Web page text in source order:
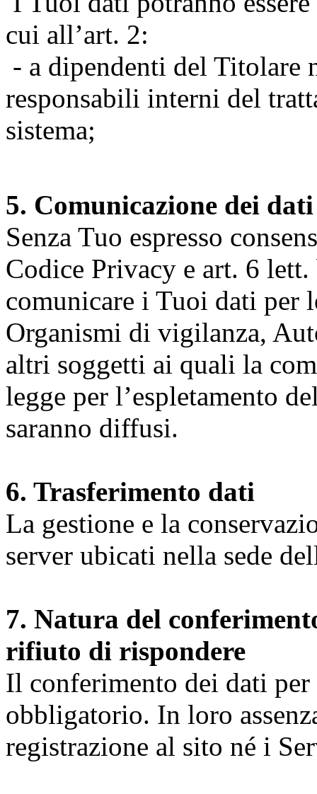
cui all’art. 2:
- a dipendenti del Titolare
responsabili interni del
sistema;
5. Comunicazione dei dati
Senza Tuo espresso
Codice Privacy e art. 6
comunicare i Tuoi dati per
Organismi di vigilanza,
altri soggetti ai quali la
legge per l’espletamento
saranno diffusi.
6. Trasferimento dati
La gestione e la
server ubicati nella sede
7. Natura del
rifiuto di rispondere
Il conferimento dei dati
obbligatorio. In loro
registrazione al sito né i